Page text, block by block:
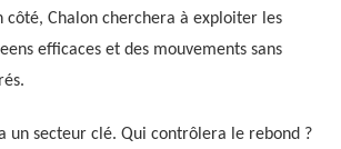
côté, Chalon cherchera à exploiter les
efficaces et des mouvements sans
un secteur clé. Qui contrôlera le rebond ?